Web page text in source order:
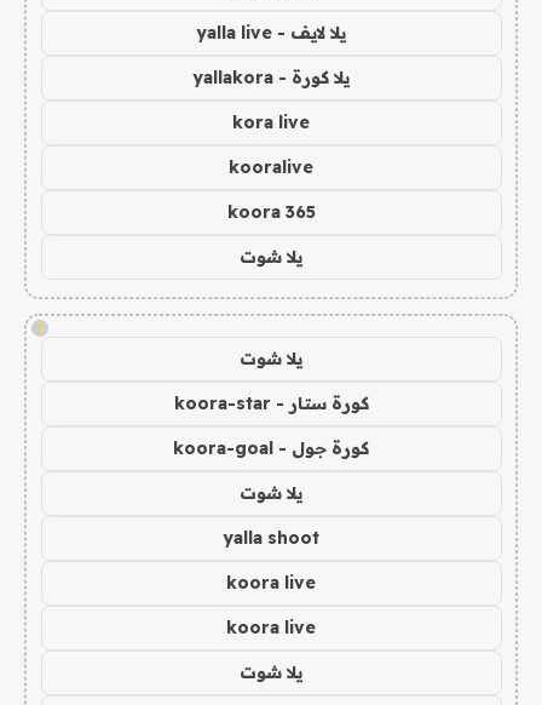
يلا لايف - yalla live
يلا كورة - yallakora
kora live
kooralive
koora 365
يلا شوت
!
يلا شوت
كورة ستار - koora-star
كورة جول - koora-goal
يلا شوت
yalla shoot
koora live
koora live
يلا شوت